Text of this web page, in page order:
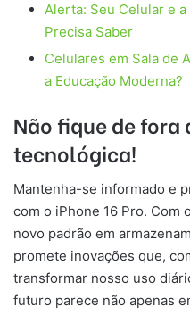
Alerta: Seu Celular e
Precisa Saber
Celulares em Sala de
a Educação Moderna?
Não fique de
tecnológica!
Mantenha-se informado e
com o iPhone 16 Pro. Com
novo padrão em
promete inovações que,
transformar nosso uso
futuro parece não apenas